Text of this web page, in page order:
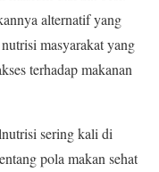
alternatif yang
masyarakat yang
terhadap makanan
sering kali di
pola makan sehat